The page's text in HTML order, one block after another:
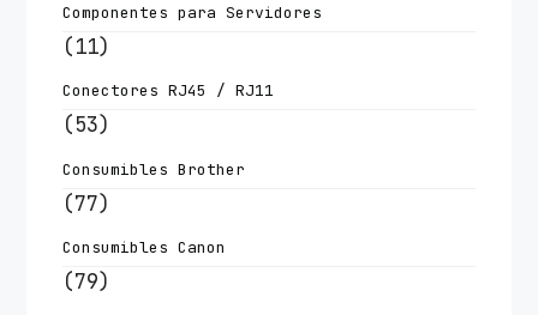
Componentes para Servidores
(11)
Conectores RJ45 / RJ11
(53)
Consumibles Brother
(77)
Consumibles Canon
(79)